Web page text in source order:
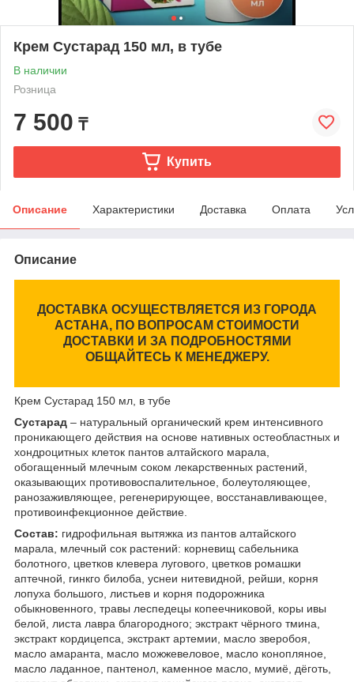
Крем Сустарад 150 мл, в тубе
В наличии
Розница
7 500 ₸
Купить
Описание Характеристики Доставка Оплата
Описание
ДОСТАВКА ОСУЩЕСТВЛЯЕТСЯ ИЗ ГОРОДА
АСТАНА, ПО ВОПРОСАМ СТОИМОСТИ
ДОСТАВКИ И ЗА ПОДРОБНОСТЯМИ
ОБЩАЙТЕСЬ К МЕНЕДЖЕРУ.
Крем Сустарад 150 мл, в тубе
Сустарад – натуральный органический крем интенсивного
проникающего действия на основе нативных остеобластных и
хондроцитных клеток пантов алтайского марала,
обогащенный млечным соком лекарственных растений,
оказывающих противовоспалительное, болеутоляющее,
ранозаживляющее, регенерирующее, восстанавливающее,
противоинфекционное действие.
Состав: гидрофильная вытяжка из пантов алтайского
марала, млечный сок растений: корневищ сабельника
болотного, цветков клевера лугового, цветков ромашки
аптечной, гинкго билоба, уснеи нитевидной, рейши, корня
лопуха большого, листьев и корня подорожника
обыкновенного, травы леспедецы копеечниковой, коры ивы
белой, листа лавра благородного; экстракт чёрного тмина,
экстракт кордицепса, экстракт артемии, масло зверобоя,
масло амаранта, масло можжевеловое, масло конопляное,
масло ладанное, пантенол, каменное масло, мумиё, дёготь,